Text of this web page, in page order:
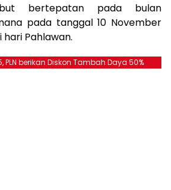
bertepatan pada bulan
pada tanggal 10 November
Pahlawan.
PLN berikan Diskon Tambah Daya 50%